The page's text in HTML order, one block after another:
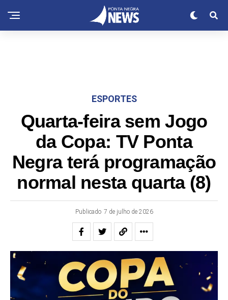
ESPORTES
Quarta-feira sem Jogo
da Copa: TV Ponta
Negra terá programação
normal nesta quarta (8)
Publicado 7 de julho de 2026